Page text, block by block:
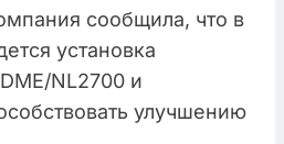
сообщила, что в
установка
NL2700 и
улучшению